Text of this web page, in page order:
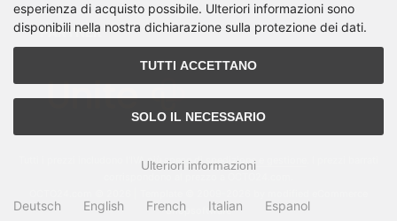
PARTNER
Tutti i prezzi includono l'IVA più spese di spedizione e gestione
Shopsoftware
esperienza di acquisto possibile. Ulteriori informazioni sono
disponibili nella nostra dichiarazione sulla protezione dei dati.
TUTTI ACCETTANO
SOLO IL NECESSARIO
Ulteriori informazioni
Deutsch English French Italian
Espanol